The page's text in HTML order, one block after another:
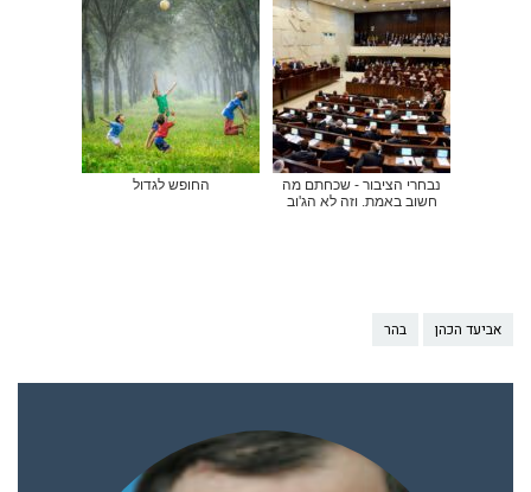
נבחרי הציבור - שכחתם מה
חשוב באמת. וזה לא הג'וב
החופש לגדול
אביעד הכהן בהר